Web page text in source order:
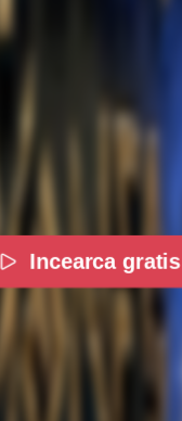
Incearca gratis